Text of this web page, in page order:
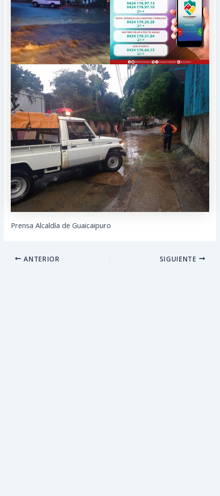
Prensa Alcaldía de Guaicaipuro
ANTERIOR SIGUIENTE